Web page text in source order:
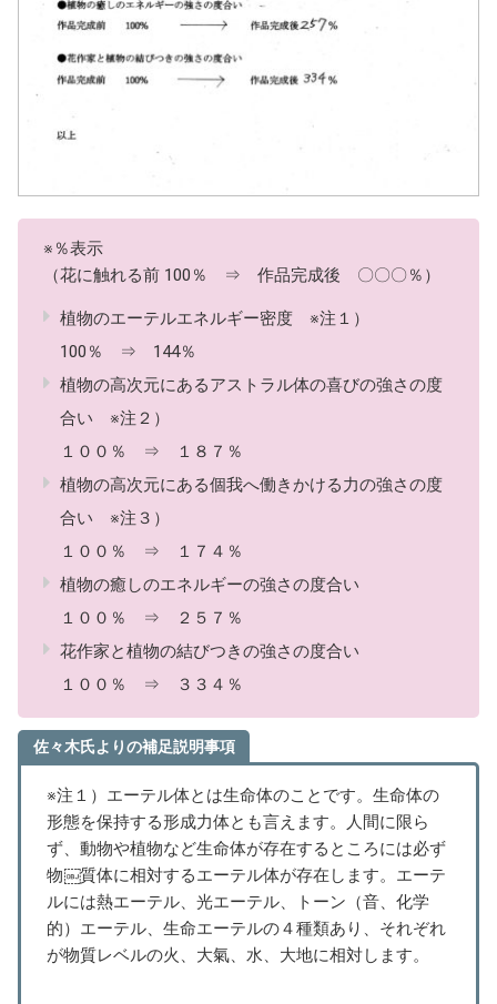
※％表示
（花に触れる前 100％ ⇒ 作品完成後 〇〇〇％）
植物のエーテルエネルギー密度 ※注１）
100％ ⇒ 144％
植物の高次元にあるアストラル体の喜びの強さの度
合い ※注２）
１００％ ⇒ １８７％
植物の高次元にある個我へ働きかける力の強さの度
合い ※注３）
１００％ ⇒ １７４％
植物の癒しのエネルギーの強さの度合い
１００％ ⇒ ２５７％
花作家と植物の結びつきの強さの度合い
１００％ ⇒ ３３４％
佐々木氏よりの補足説明事項
※注１）エーテル体とは生命体のことです。生命体の
形態を保持する形成力体とも言えます。人間に限ら
ず、動物や植物など生命体が存在するところには必ず
物￼質体に相対するエーテル体が存在します。エーテ
ルには熱エーテル、光エーテル、トーン（音、化学
的）エーテル、生命エーテルの４種類あり、それぞれ
が物質レベルの火、 大氣、水、大地に相対します。